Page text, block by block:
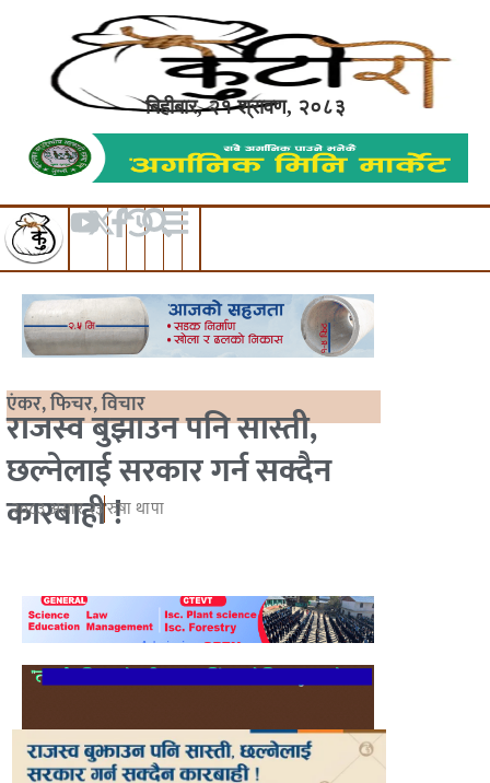
बिहीबार, २१ श्रावण, २०८३
एंकर,फिचर,विचार
राजस्व बुझाउन पनि सास्ती,
छल्नेलाई सरकार गर्न सक्दैन
कारबाही !
२०८३ असार २३रुषा थापा